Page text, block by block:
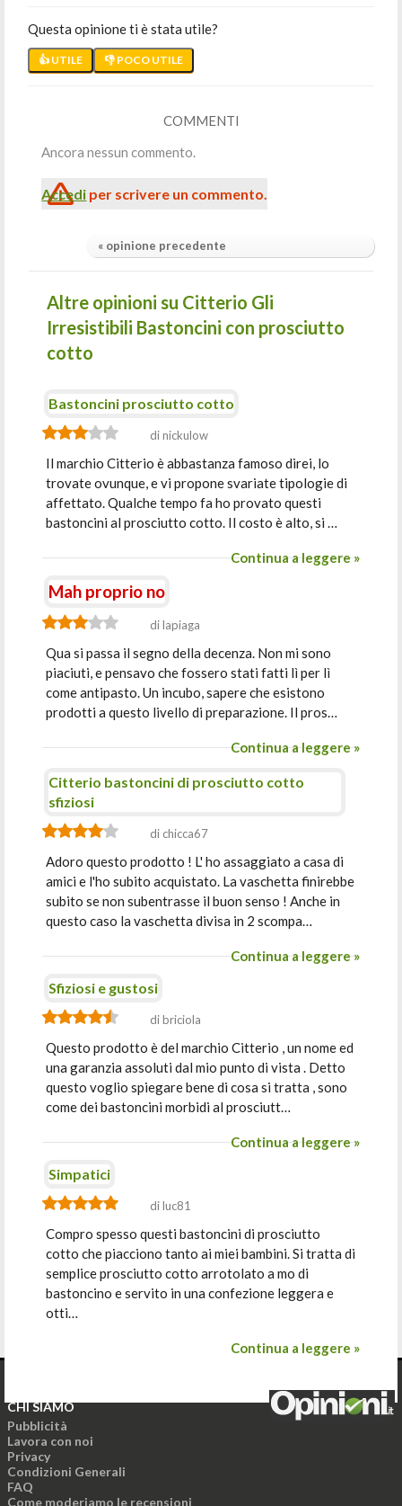
Questa opinione ti è stata utile?
👍 UTILE 👎 POCO UTILE
COMMENTI
Ancora nessun commento.
Accedi per scrivere un commento.
« opinione precedente
Altre opinioni su Citterio Gli
Irresistibili Bastoncini con prosciutto
cotto
Bastoncini prosciutto cotto
di nickulow
Il marchio Citterio è abbastanza famoso direi, lo
trovate ovunque, e vi propone svariate tipologie di
affettato. Qualche tempo fa ho provato questi
bastoncini al prosciutto cotto. Il costo è alto, si …
Continua a leggere »
Mah proprio no
di lapiaga
Qua si passa il segno della decenza. Non mi sono
piaciuti, e pensavo che fossero stati fatti lì per lì
come antipasto. Un incubo, sapere che esistono
prodotti a questo livello di preparazione. Il pros…
Continua a leggere »
Citterio bastoncini di prosciutto cotto
sfiziosi
di chicca67
Adoro questo prodotto ! L' ho assaggiato a casa di
amici e l'ho subito acquistato. La vaschetta finirebbe
subito se non subentrasse il buon senso ! Anche in
questo caso la vaschetta divisa in 2 scompa…
Continua a leggere »
Sfiziosi e gustosi
di briciola
Questo prodotto è del marchio Citterio , un nome ed
una garanzia assoluti dal mio punto di vista . Detto
questo voglio spiegare bene di cosa si tratta , sono
come dei bastoncini morbidi al prosciutt…
Continua a leggere »
Simpatici
di luc81
Compro spesso questi bastoncini di prosciutto
cotto che piacciono tanto ai miei bambini. Si tratta di
semplice prosciutto cotto arrotolato a mo di
bastoncino e servito in una confezione leggera e
otti…
Continua a leggere »
CHI SIAMO
Pubblicità
Lavora con noi
Privacy
Condizioni Generali
FAQ
Come moderiamo le recensioni